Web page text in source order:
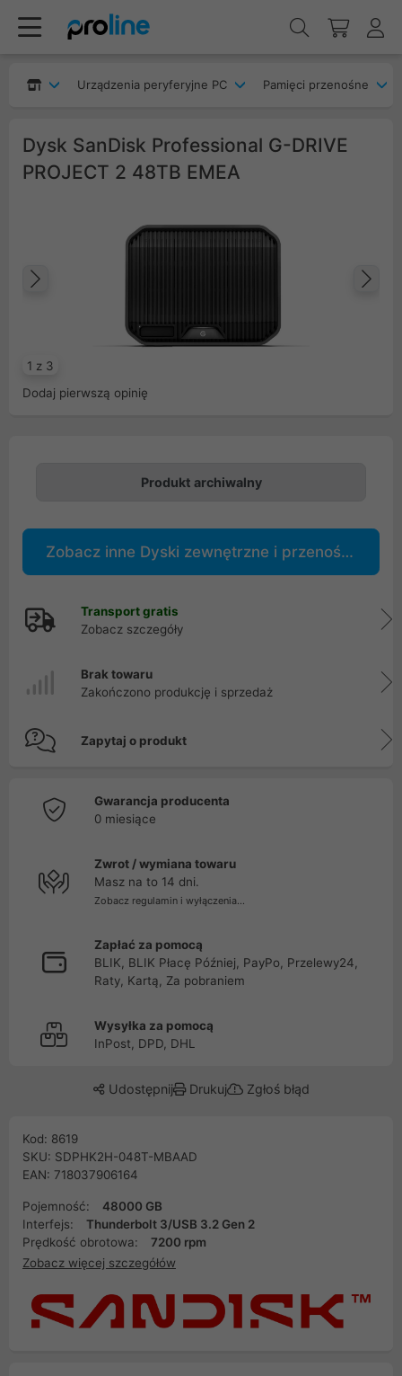
Urządzenia peryferyjne PC Pamięci przenośne
Dysk SanDisk Professional G-DRIVE
PROJECT 2 48TB EMEA
1 z 3
Dodaj pierwszą opinię
Produkt archiwalny
Zobacz inne Dyski zewnętrzne i przenośne
Transport gratis
Zobacz szczegóły
Brak towaru
Zakończono produkcję i sprzedaż
Zapytaj o produkt
Gwarancja producenta
0 miesiące
Zwrot / wymiana towaru
Masz na to 14 dni.
Zobacz regulamin i wyłączenia...
Zapłać za pomocą
BLIK, BLIK Płacę Później, PayPo, Przelewy24,
Raty, Kartą, Za pobraniem
Wysyłka za pomocą
InPost, DPD, DHL
Udostępnij Drukuj Zgłoś błąd
Kod: 8619
SKU: SDPHK2H-048T-MBAAD
EAN: 718037906164
Pojemność:
48000 GB
Interfejs:
Thunderbolt 3/USB 3.2 Gen 2
Prędkość obrotowa:
7200 rpm
Zobacz więcej szczegółów